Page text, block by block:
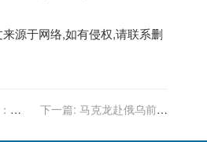
来源于网络,如有侵权,请联系删
法
下一篇: 马克龙赴俄乌前再